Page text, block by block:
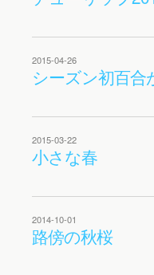
2015-04-26
シーズン初百合
2015-03-22
小さな春
2014-10-01
路傍の秋桜